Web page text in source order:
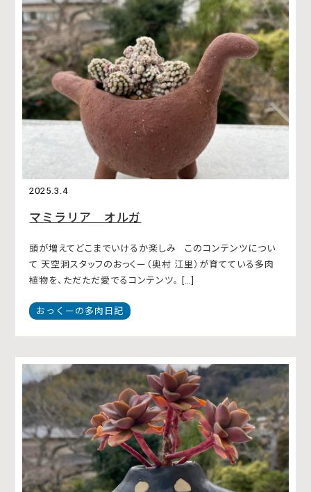
2025.3.4
マミラリア オルガ
頭が増えてどこまでいけるか楽しみ このコンテンツについ
て 天空洞スタッフのおっくー（奥村 江里）が育てている多肉
植物を、ただただ愛でるコンテンツ。 […]
おっくーの多肉日記